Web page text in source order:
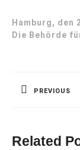
Hamburg, den
Die Behörde
PREVIOUS
Related